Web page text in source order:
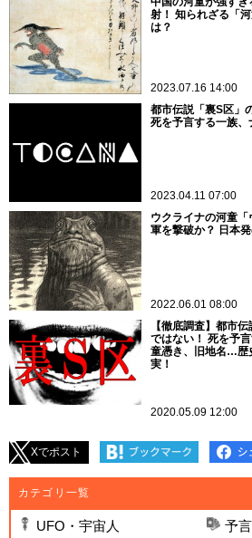
射！ 知られざる「
は？
2023.07.16 14:00
都市伝説「裏S区」
死を予言する一族
2023.04.11 07:00
ウクライナの河童
軍を撃破か？ 日本
2022.06.01 08:00
【徹底調査】都市
ではない！ 死を予
童憑き、旧地名…歴
実！
2020.05.09 12:00
Xでポスト
カテゴリ一覧
UFO・宇宙人
予